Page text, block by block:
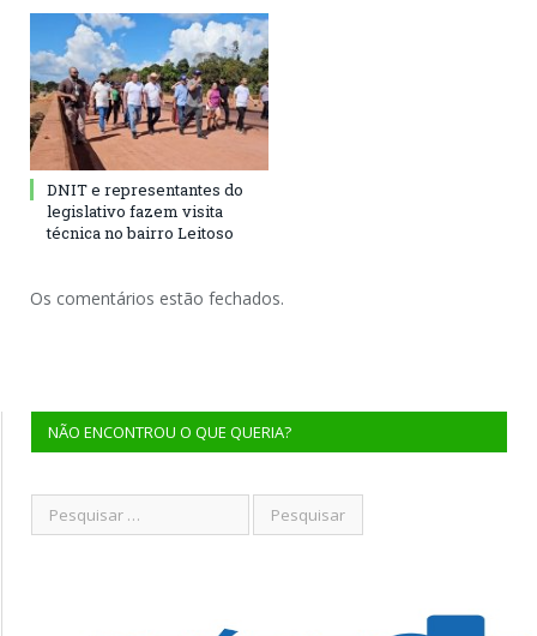
DNIT e representantes do
legislativo fazem visita
técnica no bairro Leitoso
Os comentários estão fechados.
NÃO ENCONTROU O QUE QUERIA?